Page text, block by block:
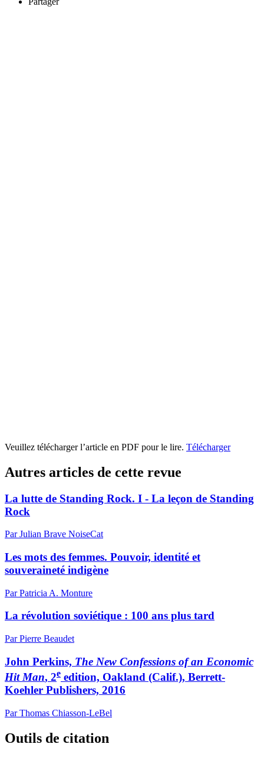
Veuillez télécharger l’article en PDF pour le lire. Télécharger
Autres articles de cette revue
La lutte de Standing Rock. I - La leçon de Standing
Rock
Par Julian Brave NoiseCat
Les mots des femmes. Pouvoir, identité et
souveraineté indigène
Par Patricia A. Monture
La révolution soviétique : 100 ans plus tard
Par Pierre Beaudet
John Perkins, The New Confessions of an Economic
Hit Man, 2e edition, Oakland (Calif.), Berrett-
Koehler Publishers, 2016
Par Thomas Chiasson-LeBel
Outils de citation